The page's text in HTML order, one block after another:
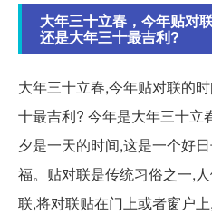
大年三十立春，今年贴对
还是大年三十最吉利?
大年三十立春,今年贴对联的
十最吉利? 今年是大年三十立
夕是一天的时间,这是一个好
福。贴对联是传统习俗之一,
联,将对联贴在门上或者窗户